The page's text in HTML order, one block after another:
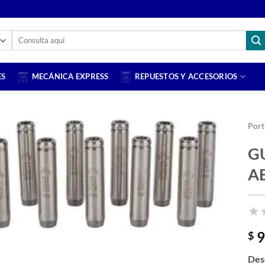
Buscar
MECÁNICA EXPRESS REPUESTOS Y ACCESORIOS
$